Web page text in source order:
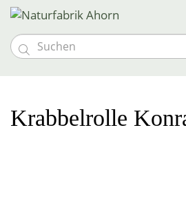
Nachtkästchen
Vollholztische
Schlafen
Goldkäfer Baby

Krabbelrolle